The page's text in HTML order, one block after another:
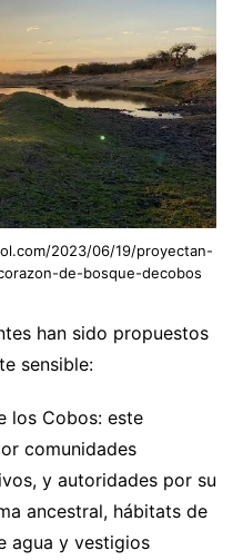
2023/06/19/proyectan-
de-bosque-decobos
han sido propuestos
sensible:
los Cobos: este
comunidades
y autoridades por su
ancestral, hábitats de
agua y vestigios